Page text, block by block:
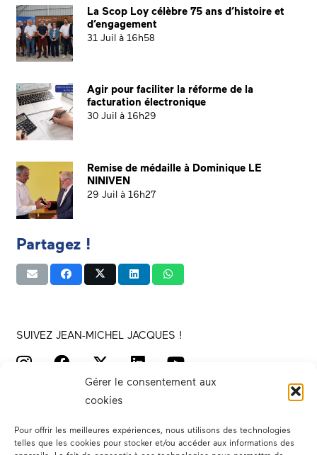
Gérer le consentement aux
cookies
Pour offrir les meilleures expériences, nous utilisons des technologies
telles que les cookies pour stocker et/ou accéder aux informations des
La Scop Loy célèbre 75 ans d’histoire et
d’engagement
31 Juil à 16h58
Agir pour faciliter la réforme de la
facturation électronique
30 Juil à 16h29
Remise de médaille à Dominique LE
NINIVEN
29 Juil à 16h27
Partagez !
SUIVEZ JEAN-MICHEL JACQUES !